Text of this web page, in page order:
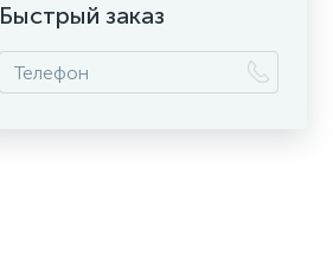
Быстрый заказ